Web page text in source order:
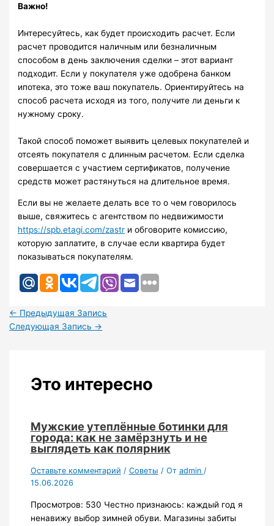
Важно!
Интересуйтесь, как будет происходить расчет. Если
расчет проводится наличным или безналичным
способом в день заключения сделки – этот вариант
подходит. Если у покупателя уже одобрена банком
ипотека, это тоже ваш покупатель. Ориентируйтесь на
способ расчета исходя из того, получите ли деньги к
нужному сроку.
Такой способ поможет выявить целевых покупателей и
отсеять покупателя с длинным расчетом. Если сделка
совершается с участием сертификатов, получение
средств может растянуться на длительное время.
Если вы не желаете делать все то о чем говорилось
выше, свяжитесь с агентством по недвижимости
https://spb.etagi.com/zastr и обговорите комиссию,
которую заплатите, в случае если квартира будет
показываться покупателям.
← Предыдущая Запись
Следующая Запись →
Это интересно
Мужские утеплённые ботинки для
города: как не замёрзнуть и не
выглядеть как полярник
Оставьте комментарий / Советы / От admin /
15.06.2026
Просмотров: 530 Честно признаюсь: каждый год я
ненавижу выбор зимней обуви. Магазины забиты